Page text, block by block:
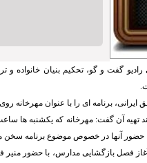
گفت و گو، تحکیم بنیان خانواده و
برنامه ای را با عنوان مهرخانه
حضور آنها در خصوص موضوع برنامه سخن
آغاز فصل بازگشایی مدارس، با حضور